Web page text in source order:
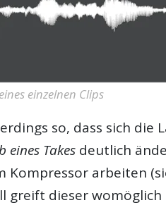
einzelnen Clips
so, dass sich die
eines Takes deutlich
Kompressor arbeiten
greift dieser